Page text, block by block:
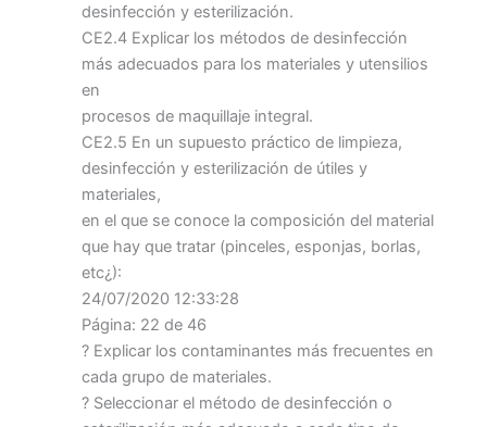
desinfección y esterilización.
CE2.4 Explicar los métodos de desinfección
más adecuados para los materiales y utensilios
en
procesos de maquillaje integral.
CE2.5 En un supuesto práctico de limpieza,
desinfección y esterilización de útiles y
materiales,
en el que se conoce la composición del material
que hay que tratar (pinceles, esponjas, borlas,
etc¿):
24/07/2020 12:33:28
Página: 22 de 46
? Explicar los contaminantes más frecuentes en
cada grupo de materiales.
? Seleccionar el método de desinfección o